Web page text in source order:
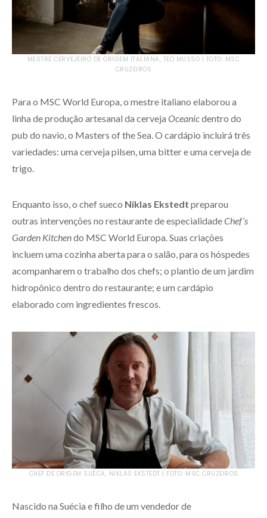
MESTRE CERVEJEIRO DE ORIGEM ITALIANA, TEO MUSSO | FOTO: MSC
CRUZEIROS
Para o MSC World Europa, o mestre italiano elaborou a
linha de produção artesanal da cerveja Oceanicdentro do
pub do navio, o Masters of the Sea. O cardápio incluirá três
variedades: uma cerveja pilsen, uma bitter e uma cerveja de
trigo.
Enquanto isso, o chef sueco Niklas Ekstedt preparou
outras intervenções no restaurante de especialidadeChef’s
Garden Kitchendo MSC World Europa. Suas criações
incluem uma cozinha aberta para o salão, para os hóspedes
acompanharem o trabalho dos chefs; o plantio de um jardim
hidropônico dentro do restaurante; e um cardápio
elaborado com ingredientes frescos.
CHEF DE ORIGEM SUÉCA, NIKLAS EKSTEDT | FOTO: MSC CRUZEIROS
Nascido na Suécia e filho de um vendedor de